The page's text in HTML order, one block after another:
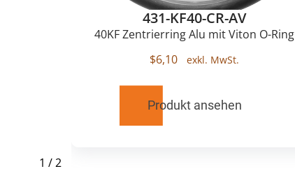
431-KF40-CR-AV
40KF Zentrierring Alu mit Viton O-Ring
$6,10
Produkt ansehen
1 /2